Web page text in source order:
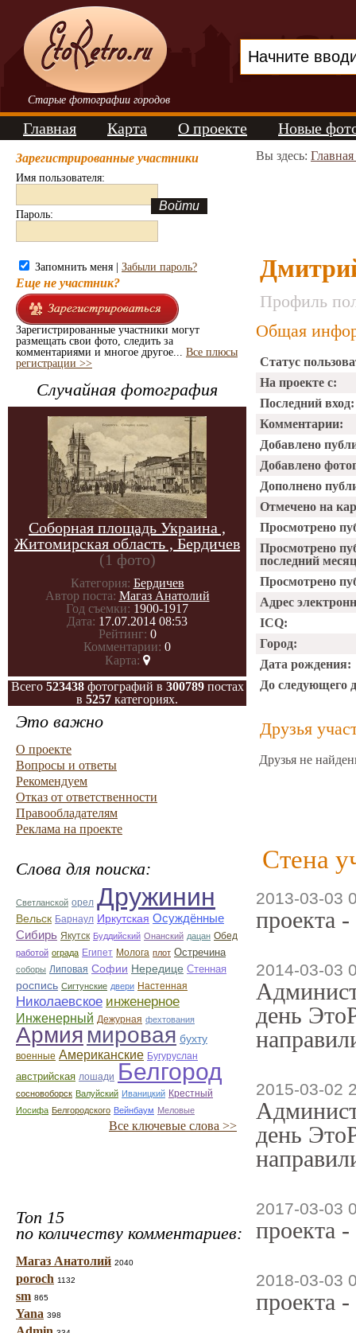
Старые фотографии городов
Главная Карта О проекте Новые
Зарегистрированные участники
Имя пользователя:
Пароль:
Запомнить меня | Забыли пароль?
Еще не участник?
Зарегистрированные участники могут
размещать свои фото, следить за
комментариями и многое другое... Все плюсы
регистрации >>
Случайная фотография
Соборная площадь Украина ,
Житомирская область , Бердичев
(1 фото)
Категория: Бердичев
Автор поста: Магаз Анатолий
Год съемки: 1900-1917
Дата: 17.07.2014 08:53
Рейтинг: 0
Комментарии: 0
Карта:
Всего 523438фотографий в 300789постах
в 5257 категориях.
Это важно
О проекте
Вопросы и ответы
Рекомендуем
Отказ от ответственности
Правообладателям
Реклама на проекте
Слова для поиска:
Светланской орел Дружинин
Вельск Барнаул Иркутская Осуждённые
Сибирь Якутск Буддийский Онанский дацан Обед
работой ограда Египет Молога плот Остречина
соборы Липовая Софии Нередице Стенная
роспись Сигтунские двери Настенная
Николаевское инженерное
Инженерный Дежурная фехтования
Армия мировая бухту
военные Американские Бугуруслан
австрийская лошади Белгород
сосновоборск Валуйский Иваницкий Крестный
Иосифа Белгородского Вейнбаум Меловые
Все ключевые слова >>
Топ 15
по количеству комментариев:
Магаз Анатолий 2040
poroch 1132
sm 865
Yana 398
Вы здесь:
Профиль
Общая
Статус
На проекте с:
Последний вход:
Комментарии:
Добавлено
Добавлено
Дополнено
Отмечено на
Просмотрено
Просмотрено
последний
Просмотрено
Адрес
ICQ:
Город:
Дата рождения:
До следующего
Друзья
Друзья не
Стена
2013-03-03
проекта
2014-03-03
день
2015-03-02
день
2017-03-03
проекта
2018-03-03
проекта